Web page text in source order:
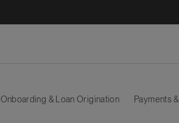
Onboarding & Loan Origination Payments